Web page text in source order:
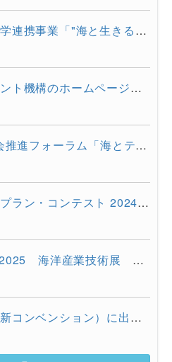
気仙沼市・東京海洋大学連携事業「"海と生きる"連続水産セミナー...
海の研究戦略マネジメント機構のホームページをリニューアルしま...
第10回 超スマート社会推進フォーラム「海とテクノロジーの融合が...
東京海洋大学ビジネスプラン・コンテスト 2024を開催しました
Offshore Tech Japan 2025 海洋産業技術展 ー海洋資源の利活用...
うみコン（海と産業革新コンベンション）に出展しました（12/13 ...